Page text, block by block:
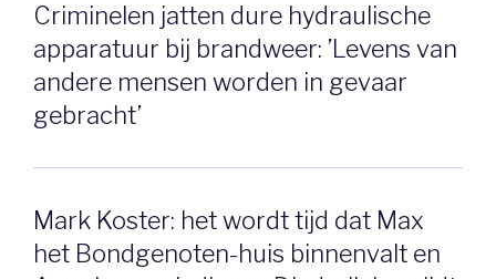
Criminelen jatten dure hydraulische
apparatuur bij brandweer: ’Levens van
andere mensen worden in gevaar
gebracht’
Mark Koster: het wordt tijd dat Max
het Bondgenoten-huis binnenvalt en